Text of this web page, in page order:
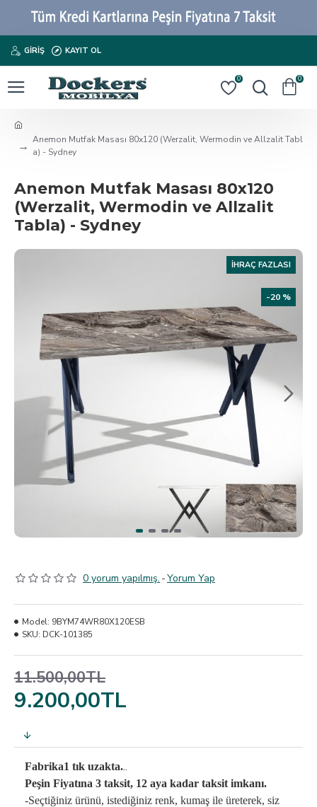
GIRIŞ KAYIT OL
0 0
Anemon Mutfak Masası 80x120 (Werzalit, Wermodin ve Allzalit Tabl
a) - Sydney
Anemon Mutfak Masası 80x120
(Werzalit, Wermodin ve Allzalit
Tabla) - Sydney
İHRAÇ FAZLASI
-20 %
0 yorum yapılmış. -Yorum Yap
9.200,00TL
11.500,00TL
Model: 9BYM74WR80X120ESB
SKU: DCK-101385
Fabrika1 tık uzakta...
Peşin Fiyatına 3 taksit, 12 aya kadar taksit imkanı.
-Seçtiğiniz ürünü, istediğiniz renk, kumaş ile üreterek, siz